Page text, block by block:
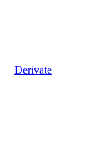
Derivate